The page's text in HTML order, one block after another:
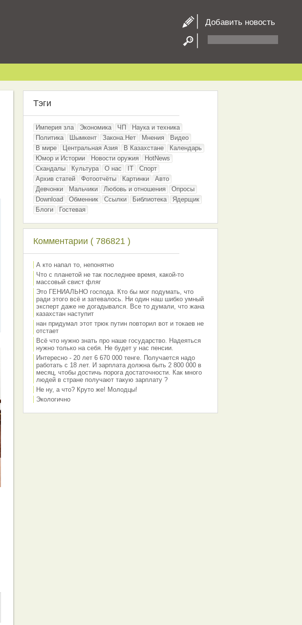
Добавить новость
Тэги
Империя зла Экономика ЧП
Наука и техника
Политика
Шымкент Закона.Нет Мнения
Видео
В мире
Центральная Азия В Казахстане
Календарь
Юмор и Истории
Новости оружия
HotNews
Скандалы
Культура О нас IT
Спорт
Архив статей
Фотоотчёты Картинки
Авто
Девчонки
Мальчики Любовь и отношения
Опросы
Download
Обменник Ссылки Библиотека
Ядерщик
Блоги
Гостевая
Комментарии ( 786821 )
А кто напал то, непонятно
Что с планетой не так последнее время, какой-то
массовый свист фляг
Это ГЕНИАЛЬНО господа. Кто бы мог подумать, что
ради этого всё и затевалось. Ни один наш шибко умный
эксперт даже не догадывался. Все то думали, что жана
казахстан наступит
нан придумал этот трюк путин повторил вот и токаев не
отстает
Всё что нужно знать про наше государство. Надеяться
нужно только на себя. Не будет у нас пенсии.
Интересно - 20 лет 6 670 000 тенге. Получается надо
работать с 18 лет. И зарплата должна быть 2 800 000 в
месяц, чтобы достичь порога достаточности. Как много
людей в стране получают такую зарплату ?
Не ну, а что? Круто же! Молодцы!
Экологично